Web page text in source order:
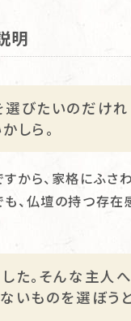
明
びたいのだけれ
しら。
ら、家格にふさ
、仏壇の持つ存在
た。そんな主人
いものを選ぼう